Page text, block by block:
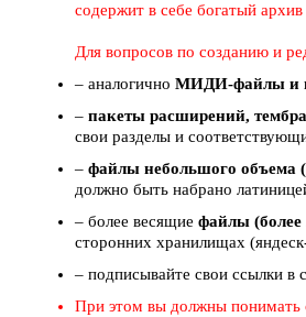
содержит в себе богатый
Для вопросов по созданию и
– аналогично МИДИ-файлы и
– пакеты расширений,
свои разделы и
– файлы небольшого объема
должно быть набрано
– более весящие файлы (более
сторонних хранилищах
– подписывайте свои ссылки в
При этом вы должны понимать